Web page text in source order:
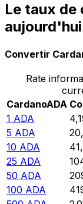
Le taux de
aujourd'hui
Convertir
Rate
CardanoADA
1 ADA
5 ADA
10 ADA
25 ADA
50 ADA
100 ADA